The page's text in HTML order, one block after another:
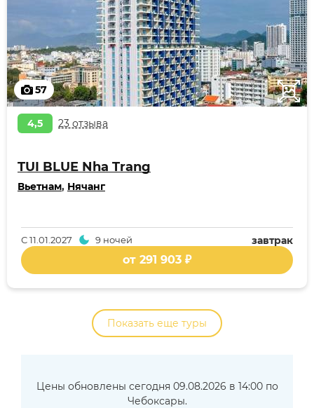
57
4,5 23 отзыва
TUI BLUE Nha Trang
Вьетнам, Нячанг
завтрак
С11.01.2027 9 ночей
от 291 903 ₽
Показать еще туры
Цены обновлены сегодня 09.08.2026 в 14:00 по
Чебоксары.